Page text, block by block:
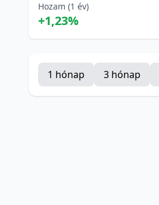
Hozam (1 év)
+1,23%
1 hónap 3 hónap